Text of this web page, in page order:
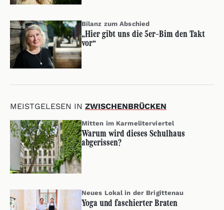
Bilanz zum Abschied
„Hier gibt uns die 5er-Bim den Takt
vor“
MEISTGELESEN IN ZWISCHENBRÜCKEN
Mitten im Karmeliterviertel
Warum wird dieses Schulhaus
abgerissen?
Neues Lokal in der Brigittenau
Yoga und faschierter Braten